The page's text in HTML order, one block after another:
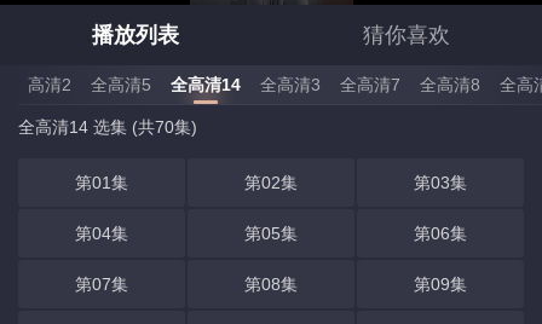
播放列表 猜你喜欢
高清2 全高清5 全高清14 全高清3 全高清7 全高清8 全高
全高清14 选集 (共70集)
第01集 第02集 第03集
第04集 第05集 第06集
第07集 第08集 第09集